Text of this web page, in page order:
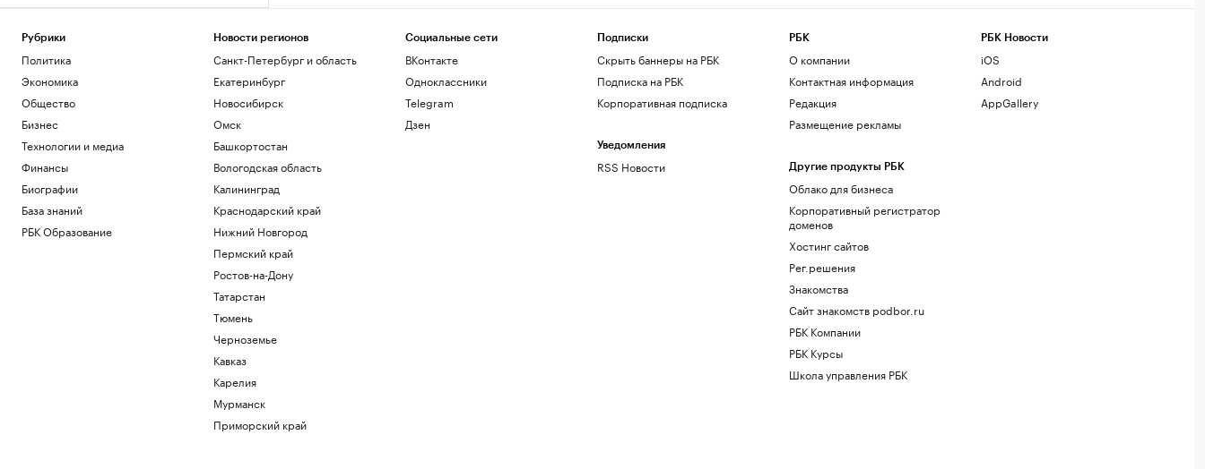
Рубрики
Политика
Экономика
Общество
Бизнес
Технологии и медиа
Финансы
Биографии
База знаний
РБК Образование
Новости регионов
Санкт-Петербург и область
Екатеринбург
Новосибирск
Омск
Башкортостан
Вологодская область
Калининград
Краснодарский край
Нижний Новгород
Пермский край
Ростов-на-Дону
Татарстан
Тюмень
Черноземье
Кавказ
Карелия
Мурманск
Приморский край
Социальные сети
ВКонтакте
Одноклассники
Telegram
Дзен
Подписки
Скрыть баннеры на РБК
Подписка на РБК
Корпоративная подписка
Уведомления
RSS Новости
РБК
О компании
Контактная информация
Редакция
Размещение рекламы
Другие продукты РБК
Облако для бизнеса
Корпоративный регистратор
доменов
Хостинг сайтов
Рег.решения
Знакомства
Сайт знакомств podbor.ru
РБК Компании
РБК Курсы
Школа управления РБК
РБК Новости
iOS
Android
AppGallery